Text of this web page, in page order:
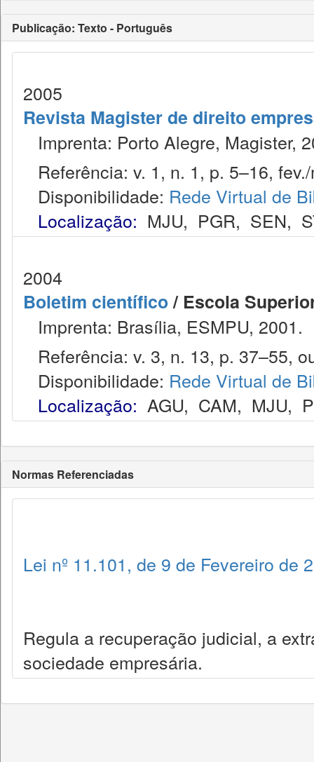
Publicação: Texto - Português
2005
Revista Magister de direito
Imprenta: Porto Alegre, Magister,
Referência: v. 1, n. 1, p. 5–16,
Disponibilidade: Rede Virtual de
Localização: MJU, PGR, SEN,
2004
Boletim científico/ Escola
Imprenta: Brasília, ESMPU, 2001.
Referência: v. 3, n. 13, p. 37–55,
Disponibilidade: Rede Virtual de
Localização: AGU, CAM, MJU,
Normas Referenciadas
Lei nº 11.101, de 9 de Fevereiro de
Regula a recuperação judicial, a
sociedade empresária.